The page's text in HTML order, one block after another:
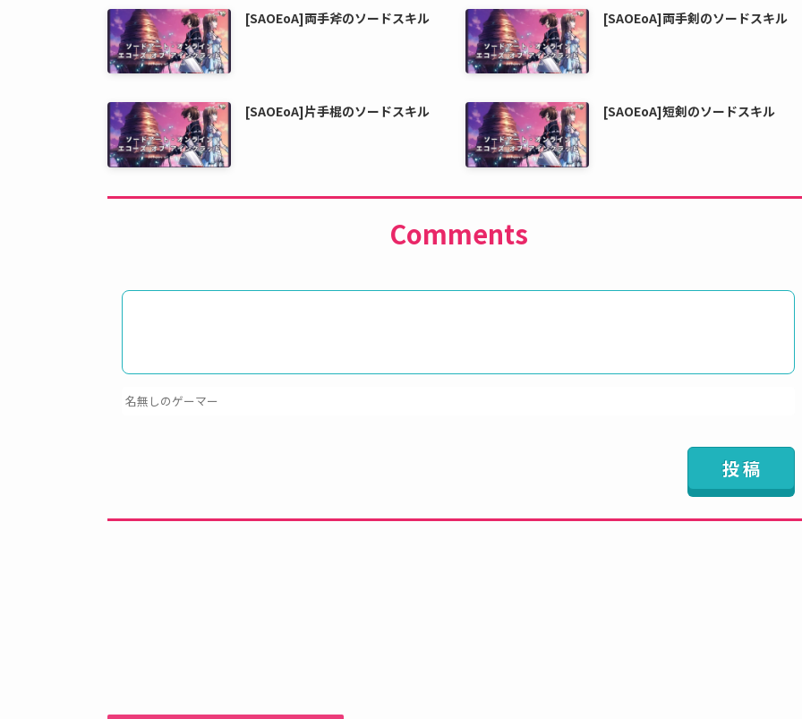
[SAOEoA]両手斧のソードスキル [SAOEoA]両手剣のソードスキル
[SAOEoA]片手棍のソードスキル [SAOEoA]短剣のソードスキル
Comments